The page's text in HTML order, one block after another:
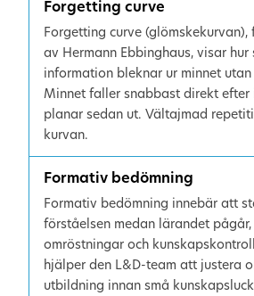
Forgetting curve
Forgetting curve
av Hermann Ebbinghaus, visar hur
information bleknar ur minnet
Minnet faller snabbast direkt efter
planar sedan ut. Vältajmad
kurvan.
Formativ bedömning
Formativ bedömning innebär att
förståelsen medan lärandet
omröstningar och
hjälper den L&D-team att justera
utbildning innan små